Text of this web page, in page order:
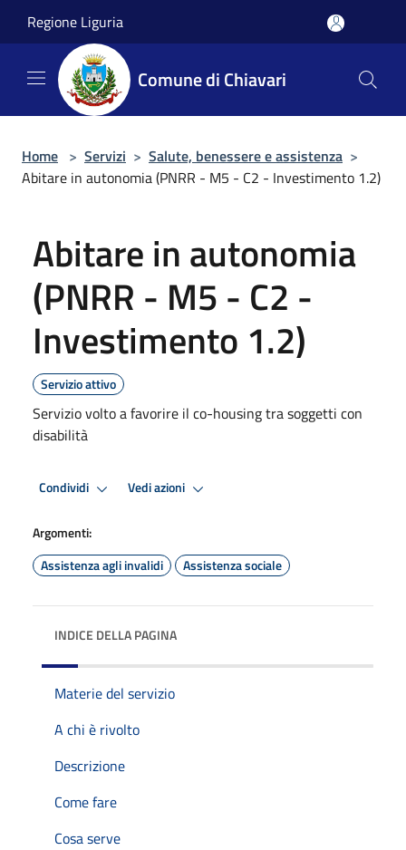
Regione Liguria
Comune di Chiavari
Home > Servizi > Salute, benessere e assistenza >
Abitare in autonomia (PNRR - M5 - C2 - Investimento 1.2)
Abitare in autonomia
(PNRR - M5 - C2 -
Investimento 1.2)
Servizio attivo
Servizio volto a favorire il co-housing tra soggetti con
disabilità
Condividi Vedi azioni
Argomenti:
Assistenza agli invalidi
Assistenza sociale
INDICE DELLA PAGINA
Materie del servizio
A chi è rivolto
Descrizione
Come fare
Cosa serve